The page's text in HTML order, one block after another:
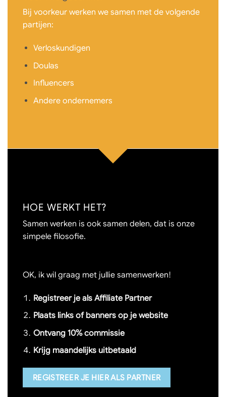
Bij voorkeur werken we samen met de volgende
partijen:
Verloskundigen
Doulas
Influencers
Andere ondernemers
HOE WERKT HET?
Samen werken is ook samen delen, dat is onze
simpele filosofie.
OK, ik wil graag met jullie samenwerken!
Registreer je als Affiliate Partner
Plaats links of banners op je website
Ontvang 10% commissie
Krijg maandelijks uitbetaald
REGISTREER JE HIER ALS PARTNER